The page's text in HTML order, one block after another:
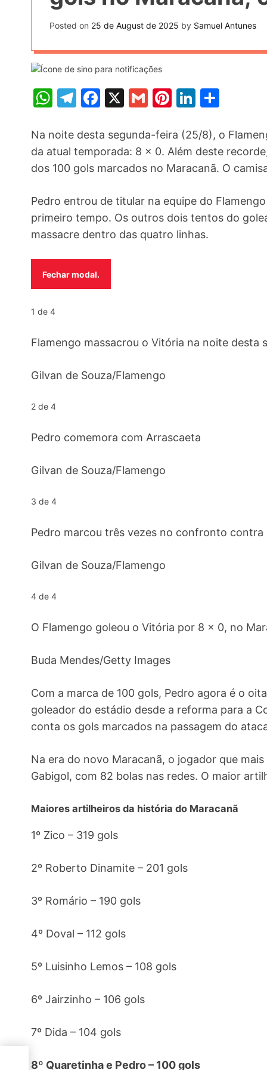
Posted on 25 de August de 2025 by Samuel Antunes
W
at
s
A
p
p
T
e
gr
a
m
F
c
e
b
o
o
k
X
G
ai
l
Pi
er
e
st
Li
k
e
dI
n
ar
e
Na noite desta segunda-feira (25/8), o
da atual temporada: 8 x 0. Além deste
dos 100 gols marcados no Maracanã. O
Pedro entrou de titular na equipe do
primeiro tempo. Os outros dois tentos do
massacre dentro das quatro linhas.
Fechar modal.
1 de 4
Flamengo massacrou o Vitória na noite desta
Gilvan de Souza/Flamengo
2 de 4
Pedro comemora com Arrascaeta
Gilvan de Souza/Flamengo
3 de 4
Pedro marcou três vezes no confronto contra
Gilvan de Souza/Flamengo
4 de 4
O Flamengo goleou o Vitória por 8 x 0, no
Buda Mendes/Getty Images
Com a marca de 100 gols, Pedro agora é o
goleador do estádio desde a reforma para a
conta os gols marcados na passagem do
Na era do novo Maracanã, o jogador que
Gabigol, com 82 bolas nas redes. O maior
Maiores artilheiros da história do Maracanã
1º Zico – 319 gols
2º Roberto Dinamite – 201 gols
3º Romário – 190 gols
4º Doval – 112 gols
5º Luisinho Lemos – 108 gols
6º Jairzinho – 106 gols
7º Dida – 104 gols
8º Quaretinha e Pedro – 100 gols